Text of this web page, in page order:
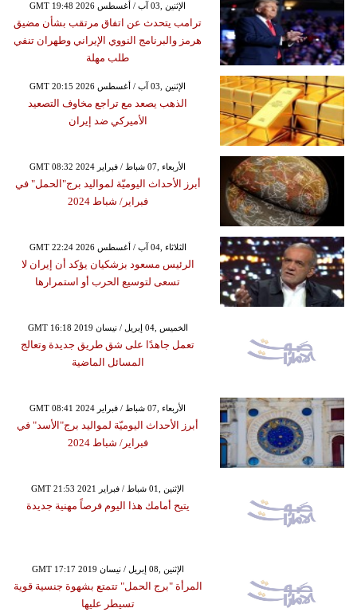
GMT 19:48 2026 الإثنين ,03 آب / أغسطس
ترامب يتحدث عن اتفاق مرتقب بشأن مضيق
هرمز والبرنامج النووي الإيراني وطهران تنفي
طلب مهلة
GMT 20:15 2026 الإثنين ,03 آب / أغسطس
الذهب يصعد مع تراجع مخاوف التصعيد
الأميركي ضد إيران
GMT 08:32 2024 الأربعاء ,07 شباط / فبراير
أبرز الأحداث اليوميّة لمواليد برج"الحمل" في
فبراير/ شباط 2024
GMT 22:24 2026 الثلاثاء ,04 آب / أغسطس
الرئيس مسعود بزشكيان يؤكد أن إيران لا
تسعى لتوسيع الحرب أو استمرارها
GMT 16:18 2019 الخميس ,04 إبريل / نيسان
تعمل جاهدًا على شق طريق جديدة وتعالج
المسائل الماضية
GMT 08:41 2024 الأربعاء ,07 شباط / فبراير
أبرز الأحداث اليوميّة لمواليد برج"الأسد" في
فبراير/ شباط 2024
GMT 21:53 2021 الإثنين ,01 شباط / فبراير
يتيح أمامك هذا اليوم فرصاً مهنية جديدة
GMT 17:17 2019 الإثنين ,08 إبريل / نيسان
المرأة "برج الحمل" تتمتع بشهوة جنسية قوية
تسيطر عليها